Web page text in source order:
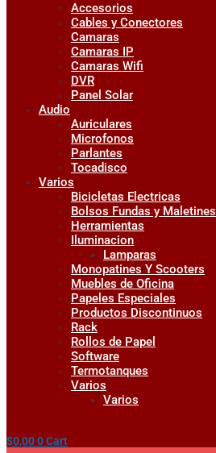
Accesorios
Cables y Conectores
Camaras
Camaras IP
Camaras Wifi
DVR
Panel Solar
Audio
Auriculares
Microfonos
Parlantes
Tocadisco
Varios
Bicicletas Electricas
Bolsos Fundas y Maletines
Herramientas
Iluminacion
Lamparas
Monopatines Y Scooters
Muebles de Oficina
Papeles Especiales
Productos Discontinuos
Rack
Rollos de Papel
Software
Termotanques
Varios
Varios
$0,000Cart